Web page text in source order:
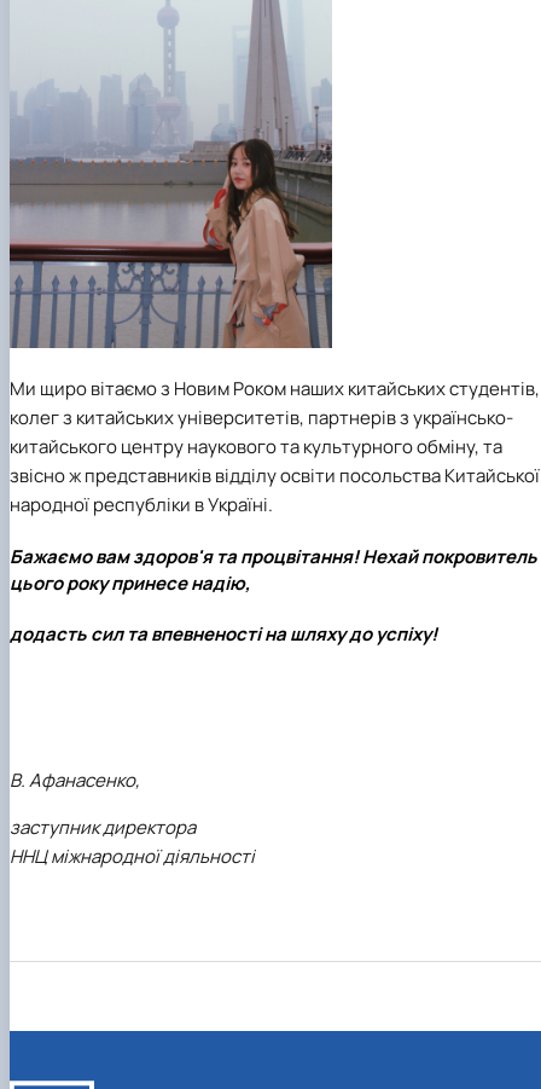
Ми щиро вітаємо з Новим Роком наших китайських студентів,
колег з китайських університетів, партнерів з українсько-
китайського центру наукового та культурного обміну, та
звісно ж представників відділу освіти посольства Китайської
народної республіки в Україні.
Бажаємо вам здоров'я та процвітання! Нехай покровитель
цього року принесе надію,
додасть сил та впевненості на шляху до успіху!
В. Афанасенко,
заступник директора
ННЦ міжнародної діяльності